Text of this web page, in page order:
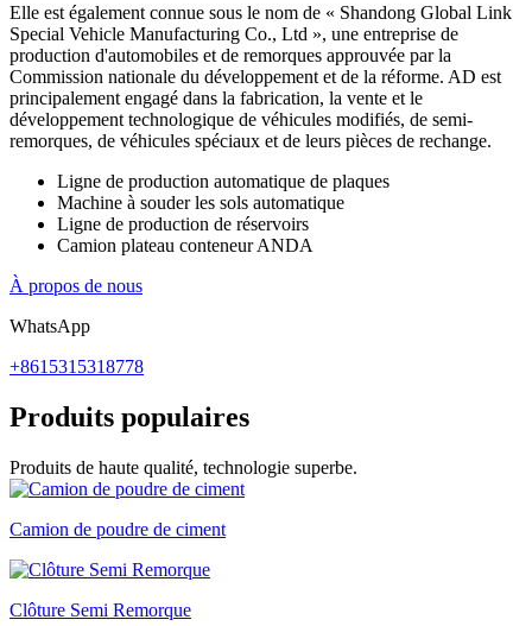
Elle est également connue sous le nom de « Shandong Global Link
Special Vehicle Manufacturing Co., Ltd », une entreprise de
production d'automobiles et de remorques approuvée par la
Commission nationale du développement et de la réforme. AD est
principalement engagé dans la fabrication, la vente et le
développement technologique de véhicules modifiés, de semi-
remorques, de véhicules spéciaux et de leurs pièces de rechange.
Ligne de production automatique de plaques
Machine à souder les sols automatique
Ligne de production de réservoirs
Camion plateau conteneur ANDA
À propos de nous
WhatsApp
+8615315318778
Produits populaires
Produits de haute qualité, technologie superbe.
Camion de poudre de ciment
Clôture Semi Remorque